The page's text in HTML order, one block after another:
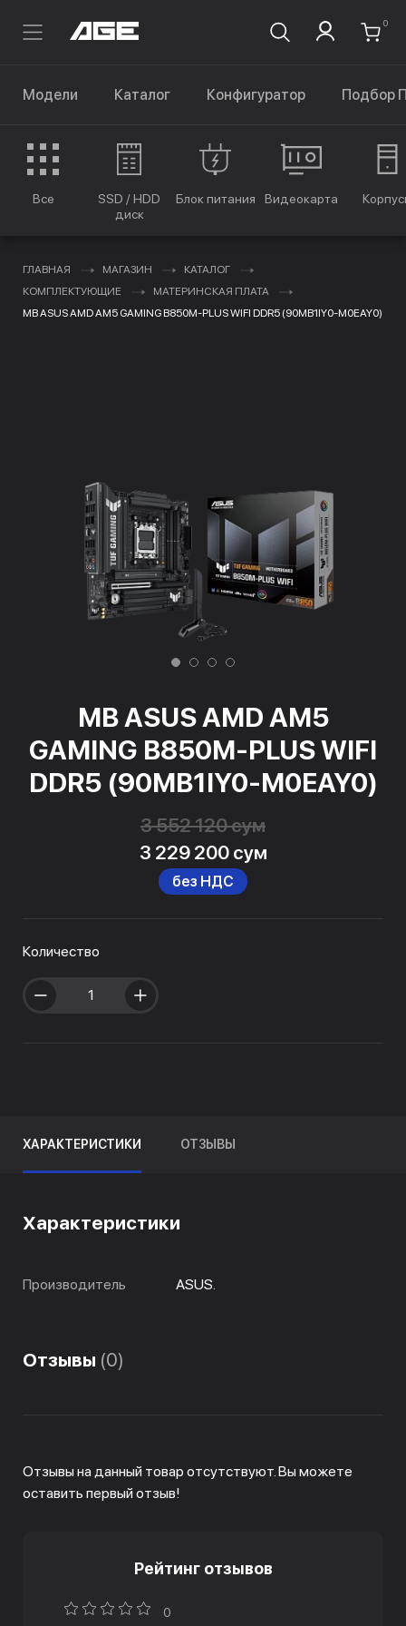
0
Модели Каталог Конфигуратор Подбор
Все
SSD / HDD
диск
Блок питания Видеокарта
ГЛАВНАЯ МАГАЗИН
КАТАЛОГ
КОМПЛЕКТУЮЩИЕ
МАТЕРИНСКАЯ ПЛАТА
MB ASUS AMD AM5 GAMING B850M-PLUS WIFI DDR5 (90MB1IY0-M0EAY0)
MB ASUS AMD AM5
GAMING B850M-PLUS WIFI
DDR5 (90MB1IY0-M0EAY0)
3 552 120 сум
3 229 200 сум
без НДС
Количество
ХАРАКТЕРИСТИКИ ОТЗЫВЫ
Характеристики
Производитель ASUS.
Отзывы (0)
Отзывы на данный товар отсутствуют. Вы можете
оставить первый отзыв!
Рейтинг отзывов
0